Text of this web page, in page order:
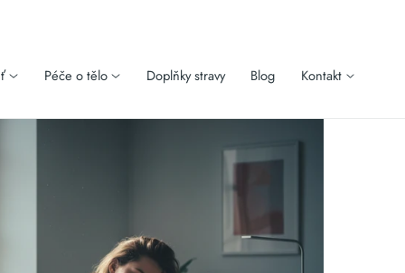
Péče o tělo Doplňky stravy Blog Kontakt